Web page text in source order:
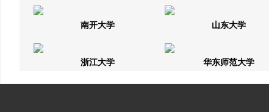
南开大学 山东大学
浙江大学 华东师范大学